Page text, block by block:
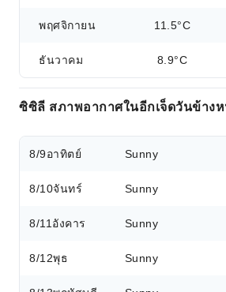
พฤศจิกายน 11.5°C
ธันวาคม 8.9°C
ซิซิลี สภาพอากาศในอีกเจ็ดวันข้าง
8/9อาทิตย์ Sunny
8/10จันทร์ Sunny
8/11 อังคาร Sunny
8/12พุธ Sunny